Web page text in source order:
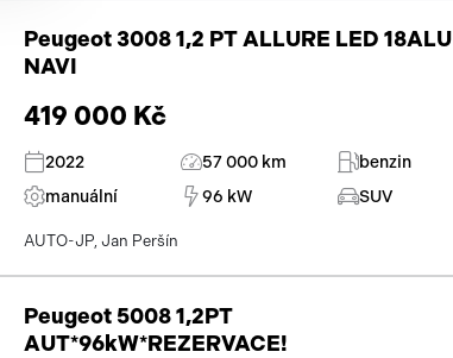
Peugeot 3008 1,2 PT ALLURE LED 18ALU
NAVI
419 000 Kč
2022 57 000 km
benzin
manuální
96 kW SUV
AUTO-JP, Jan Peršín
Peugeot 5008 1,2PT
AUT*96kW*REZERVACE!